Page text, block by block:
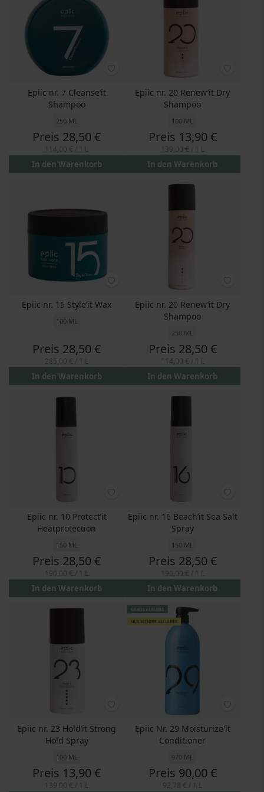
Epiic nr. 7 Cleanse’it
Shampoo
250 ML
Preis 28,50 €
In den Warenkorb
Epiic nr. 20 Renew’it Dry
Shampoo
100 ML
Preis 13,90 €
In den Warenkorb
Epiic nr. 15 Style’it Wax
100 ML
Preis 28,50 €
In den Warenkorb
Epiic nr. 20 Renew’it Dry
Shampoo
250 ML
Preis 28,50 €
In den Warenkorb
Epiic nr. 10 Protect’it
Heatprotection
150 ML
Preis 28,50 €
In den Warenkorb
Epiic nr. 16 Beach’it Sea Salt
Spray
150 ML
Preis 28,50 €
In den Warenkorb
Epiic nr. 23 Hold’it Strong
Hold Spray
100 ML
Preis 13,90 €
GRATIS VERSAND
NUR WENIGE AM LAGER
Epiic Nr. 29 Moisturize'it
Conditioner
970 ML
Preis 90,00 €